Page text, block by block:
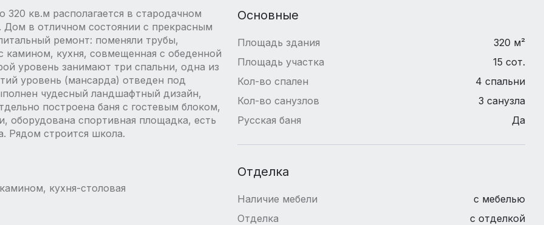
кв.м располагается в стародачном
в отличном состоянии с прекрасным
ремонт: поменяли трубы,
камином, кухня, совмещенная с обеденной
уровень занимают три спальни, одна из
уровень (мансарда) отведен под
чудесный ландшафтный дизайн,
построена баня с гостевым блоком,
оборудована спортивная площадка, есть
Рядом строится школа.
кухня-столовая
Основные
Площадь здания
320 м²
Площадь участка
15 сот.
Кол-во спален
4 спальни
Кол-во санузлов
3 санузла
Русская баня
Да
Отделка
Наличие мебели
с мебелью
Отделка
с отделкой